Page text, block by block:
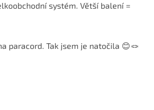
systém. Větší balení =
paracord. Tak jsem je natočila 😊🪢